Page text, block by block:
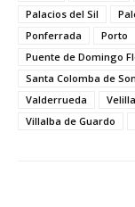
Palacios del Sil
Ponferrada
Porto
Puente de Domingo
Santa Colomba de
Valderrueda
Villalba de Guardo